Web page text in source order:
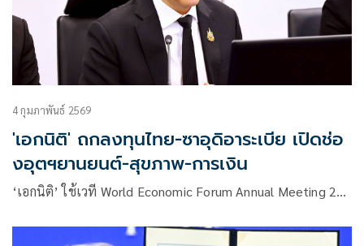
4 กุมภาพันธ์ 2569
'เอกนิติ' ถกลงทุนไทย-ซาอุดิอาระเบีย เปิดช่อ
งอุตฯยานยนต์-สุขภาพ-การเงิน
‘เอกนิติ’ ใช้เวที World Economic Forum Annual Meeting 2…